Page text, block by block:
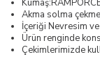
Akma solma
İçeriği Nevresim
Ürün renginde
Çekimlerimizde